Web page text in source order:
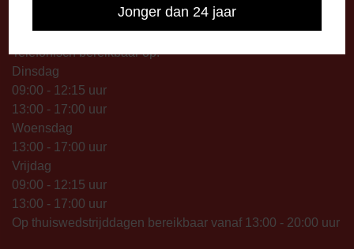
Jonger dan 24 jaar
TELEFONISCHE BEREIKBAARHEID
Telefonisch bereikbaar op:
Dinsdag
09:00 - 12:15 uur
13:00 - 17:00 uur
Woensdag
13:00 - 17:00 uur
Vrijdag
09:00 - 12:15 uur
13:00 - 17:00 uur
Op thuiswedstrijddagen bereikbaar vanaf 13:00 - 20:00 uur